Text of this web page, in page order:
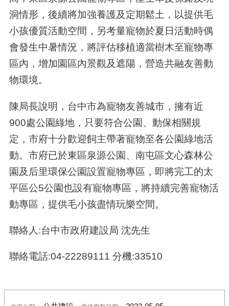
洞情形，後續將加強養護及定期鬆土，以提供毛
小孩優質活動空間，另考量寵物於夏日活動時偶
會發生中暑情況，將評估移植適當樹木至寵物專
區內，增加園區內景觀及遮陽，營造共融友善動
物環境。
陳局長說明，台中市為寵物友善城市，擁有近
900處公園綠地，只要符合公園、動保相關規
定，市府十分歡迎飼主帶著寵物至各公園綠地活
動。市府已於東區泉源公園、南屯區文心森林公
園及后里環保公園設置寵物專區，即將完工的太
平區公5公園也設有寵物專區，將持續完善寵物活
動專區，提供毛小孩盡情玩樂空間。
聯絡人:台中市政府建設局 沈先生
聯絡電話:04-22289111 分機:33510